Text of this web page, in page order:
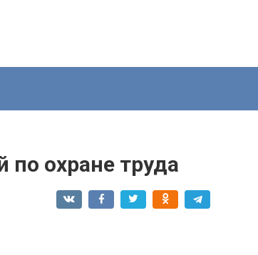
охране труда